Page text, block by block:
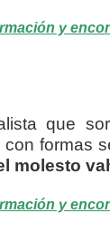
y
que
con formas
molesto
y